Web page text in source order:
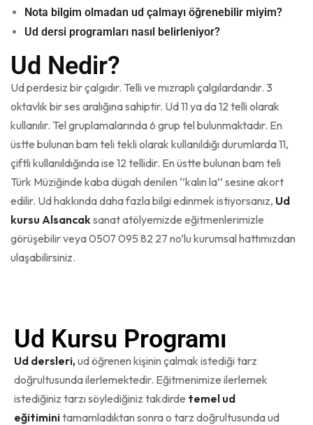
Nota bilgim olmadan ud çalmayı öğrenebilir miyim?
Ud dersi programları nasıl belirleniyor?
Ud Nedir?
Ud perdesiz bir çalgıdır. Telli ve mızraplı çalgılardandır. 3
oktavlık bir ses aralığına sahiptir. Ud 11 ya da 12 telli olarak
kullanılır. Tel gruplamalarında 6 grup tel bulunmaktadır. En
üstte bulunan bam teli tekli olarak kullanıldığı durumlarda 11,
çiftli kullanıldığında ise 12 tellidir. En üstte bulunan bam teli
Türk Müziğinde kaba dügah denilen ‘’kalın la’’ sesine akort
edilir. Ud hakkında daha fazla bilgi edinmek istiyorsanız, Ud
kursu Alsancak sanat atölyemizde eğitmenlerimizle
görüşebilir veya 0507 095 82 27 no’lu kurumsal hattımızdan
ulaşabilirsiniz.
Ud Kursu Programı
Ud dersleri, ud öğrenen kişinin çalmak istediği tarz
doğrultusunda ilerlemektedir. Eğitmenimize ilerlemek
istediğiniz tarzı söylediğiniz takdirde temel ud
eğitiminitamamladıktan sonra o tarz doğrultusunda ud